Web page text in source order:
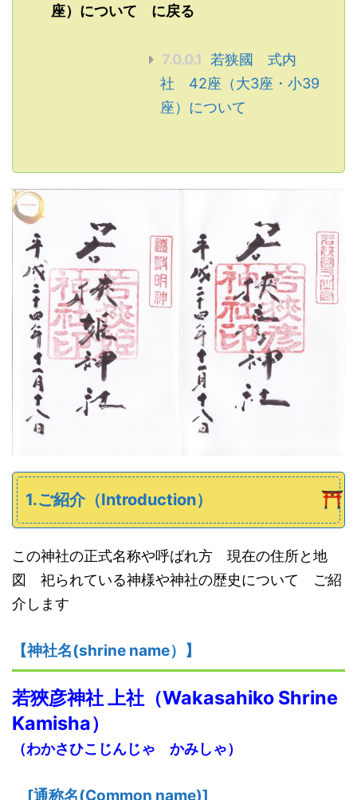
座）について に戻る
7.0.0.1
若狭國 式内
社 42座（大3座・小39
座）について
1.ご紹介（Introduction）
この神社の正式名称や呼ばれ方 現在の住所と地
図 祀られている神様や神社の歴史について ご紹
介します
【神社名(shrine name） 】
若狹彦神社上社 （Wakasahiko Shrine
Kamisha）
（わかさひこじんじゃ かみしゃ）
[通称名(Common name)]